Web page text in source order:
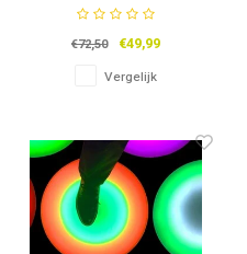
€72,50 €49,99
Vergelijk